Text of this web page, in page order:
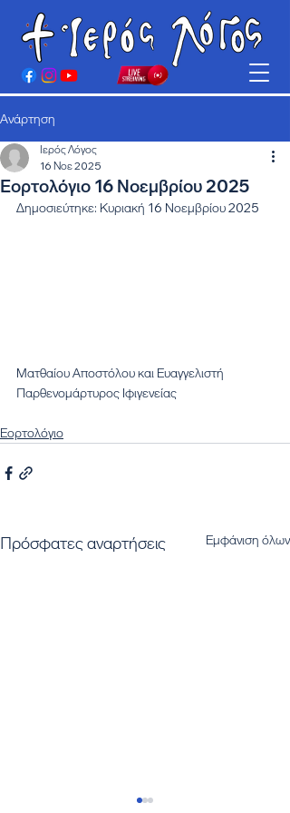
Ανάρτηση
Εορτολόγιο 16 Νοεμβρίου 2025
Ιερός Λόγος
16 Νοε 2025
Δημοσιεύτηκε: Κυριακή 16 Νοεμβρίου 2025
Ματθαίου Αποστόλου και Ευαγγελιστή
Παρθενομάρτυρος Ιφιγενείας
Εορτολόγιο
Πρόσφατες αναρτήσεις Εμφάνιση όλων